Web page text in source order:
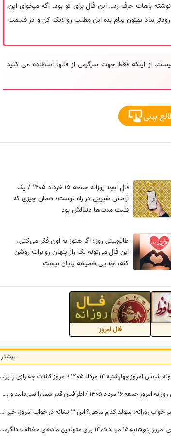
باهات حرف زد… این فال برای تو بود. اگه میخوای این
بیاد بهتون پیام بده این مطلب رو لایک کن و در قسمت
از اینکه فقط جهت سرگرمی از فالها استفاده می کنید
بینی
فال ابجد روزانه جمعه 15 خرداد 1405 / یک
آرامش شیرین در راه توست؛ همان چیزی که
قلبت مدت‌ها دنبالش بود
طالع‌بینی روز؛ اگر هنوز به اون فکر می‌کنی،
این فال می‌تونه یک راز پنهان رو برات روشن
کنه، جدایی همیشه پایان نیست
فال امروز
بیشتر
گردونه شانس امروز چهارشنبه 14 مرداد 1405 ؛ امروز کائنات چه رازی را برای ماه تولد تو فاش کرده؟
فال روزانه امروز جمعه 16 مرداد 1405 / اطرافیان قدر شما را نمی‌دانند و به اندازه کافی به شما ارزش نمی‌دهند، اما به زودی متوجه می‌شوید که ...
تعبیر خواب روزانه؛ متولد کدام ماهی؟ این 3 نشانه در خواب امروز، خبر از یک رویداد بزرگ می‌دهند! / چهارشنبه 14 مرداد 1405
دعای امروز پنج‌شنبه 15 مرداد 1405 برای متولدین ماه‌های مختلف؛ دلگرمی‌ای برای هر کس که در آرزوها و نیازهای زندگی مانده است